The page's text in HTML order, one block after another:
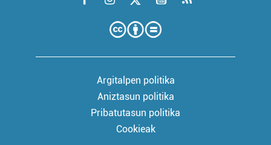
Argitalpen politika
Aniztasun politika
Pribatutasun politika
Cookieak